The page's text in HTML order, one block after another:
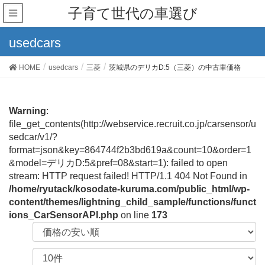
子育て世代の車選び
usedcars
HOME usedcars 三菱 茨城県のデリカD:5（三菱）の中古車価格
Warning:
file_get_contents(http://webservice.recruit.co.jp/carsensor/u
sedcar/v1/?
format=json&key=864744f2b3bd619a&count=10&order=1
&model=デリカD:5&pref=08&start=1): failed to open
stream: HTTP request failed! HTTP/1.1 404 Not Found in
/home/ryutack/kosodate-kuruma.com/public_html/wp-
content/themes/lightning_child_sample/functions/funct
ions_CarSensorAPI.php on line 173